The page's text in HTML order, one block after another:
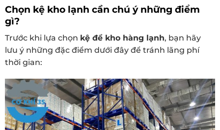
Chọn kệ kho lạnh cần chú ý những điểm
gì?
Trước khi lựa chọn kệ để kho hàng lạnh, bạn hãy
lưu ý những đặc điểm dưới đây để tránh lãng phí
thời gian: